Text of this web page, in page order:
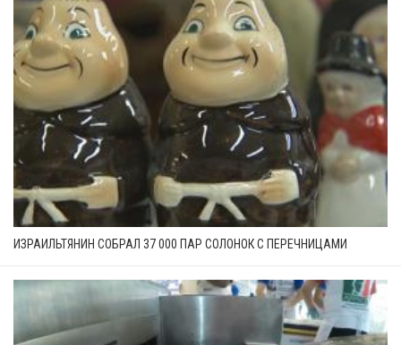
ИЗРАИЛЬТЯНИН СОБРАЛ 37 000 ПАР СОЛОНОК С ПЕРЕЧНИЦАМИ